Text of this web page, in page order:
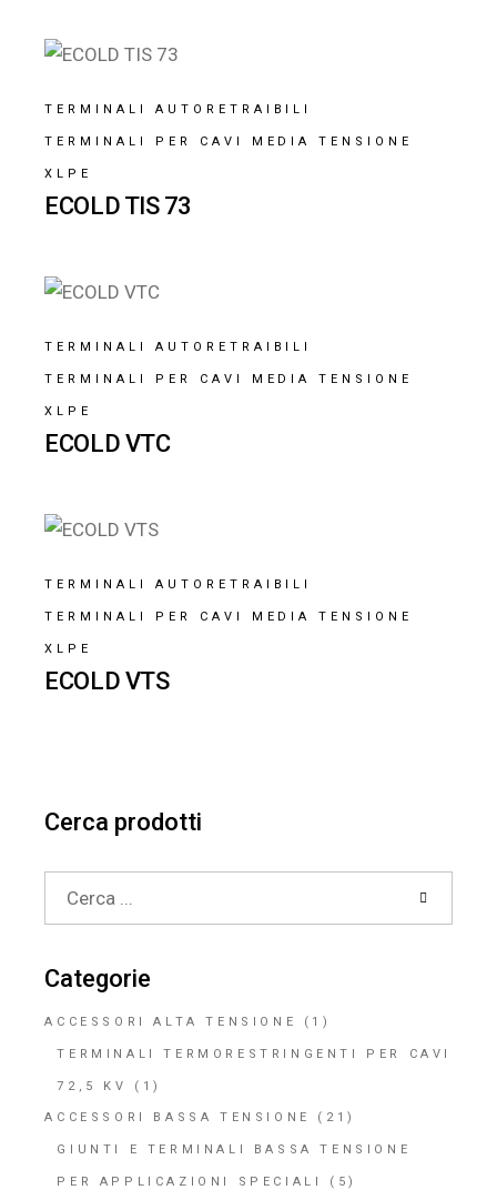
TERMINALI AUTORETRAIBILI
TERMINALI PER CAVI MEDIA TENSIONE
XLPE
ECOLD TIS 73
TERMINALI AUTORETRAIBILI
TERMINALI PER CAVI MEDIA TENSIONE
XLPE
ECOLD VTC
TERMINALI AUTORETRAIBILI
TERMINALI PER CAVI MEDIA TENSIONE
XLPE
ECOLD VTS
Cerca prodotti
Search
for:
Categorie
ACCESSORI ALTA TENSIONE (1)
TERMINALI TERMORESTRINGENTI PER CAVI
72,5 KV (1)
ACCESSORI BASSA TENSIONE (21)
GIUNTI E TERMINALI BASSA TENSIONE
PER APPLICAZIONI SPECIALI (5)